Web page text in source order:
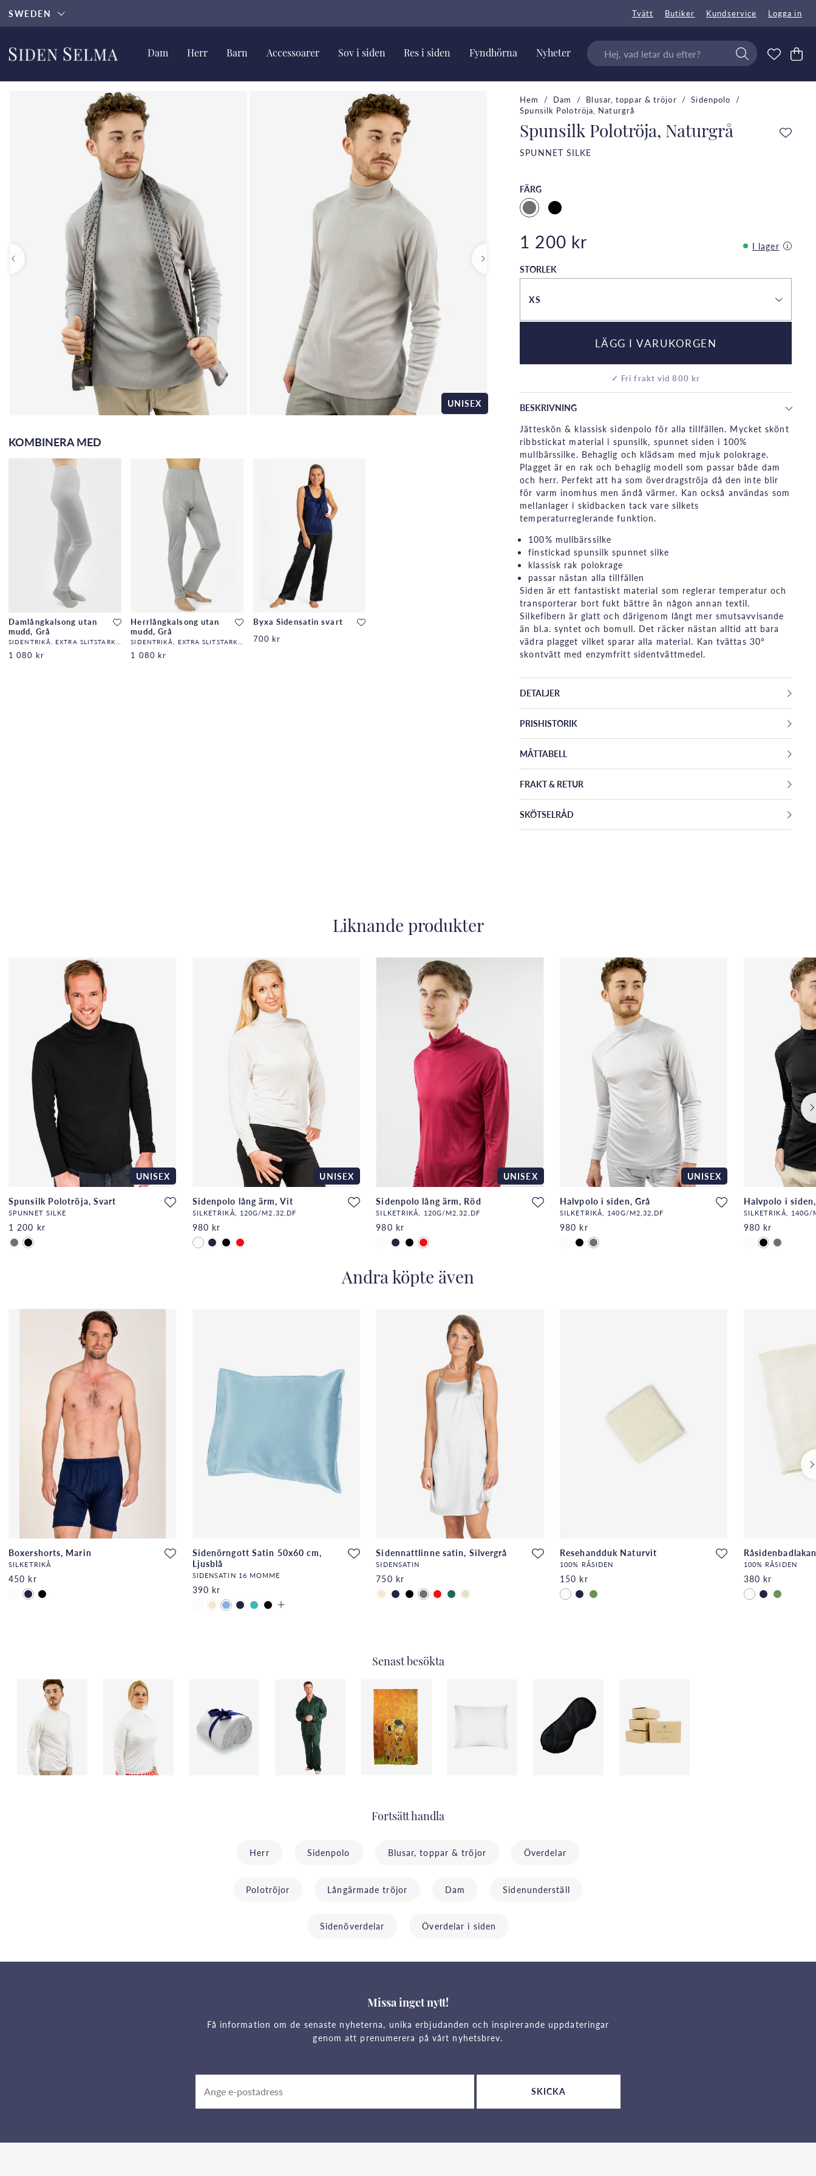
SWEDEN Tvätt Butiker Kundservice Logga in
Dam Herr Barn Accessoarer Sov i siden Res i siden Fyndhörna Nyheter
UNISEX
KOMBINERA MED
Damlångkalsong utan
mudd, Grå
SIDENTRIKÅ, EXTRA SLITSTARK, 140G/M2,32,DF
1 080 kr
Herrlångkalsong utan
mudd, Grå
SIDENTRIKÅ, EXTRA SLITSTARK, 140G/M2,32,DF
1 080 kr
Byxa Sidensatin svart
700 kr
Hem Dam Blusar, toppar & tröjor
Sidenpolo
Spunsilk Polotröja, Naturgrå
Spunsilk Polotröja, Naturgrå
SPUNNET SILKE
FÄRG
1 200 kr
I lager
STORLEK
XS
LÄGG I VARUKORGEN
✓ Fri frakt vid 800 kr
BESKRIVNING
Jätteskön & klassisk sidenpolo för alla tillfällen. Mycket skönt
ribbstickat material i spunsilk, spunnet siden i 100%
mullbärssilke. Behaglig och klädsam med mjuk polokrage.
Plagget är en rak och behaglig modell som passar både dam
och herr. Perfekt att ha som överdragströja då den inte blir
för varm inomhus men ändå värmer. Kan också användas som
mellanlager i skidbacken tack vare silkets
temperaturreglerande funktion.
100% mullbärssilke
finstickad spunsilk spunnet silke
klassisk rak polokrage
passar nästan alla tillfällen
Siden är ett fantastiskt material som reglerar temperatur och
transporterar bort fukt bättre än någon annan textil.
Silkefibern är glatt och därigenom långt mer smutsavvisande
än bl.a. syntet och bomull. Det räcker nästan alltid att bara
vädra plagget vilket sparar alla material. Kan tvättas 30°
skontvätt med enzymfritt sidentvättmedel.
DETALJER
PRISHISTORIK
MÅTTABELL
FRAKT & RETUR
SKÖTSELRÅD
Liknande produkter
UNISEX
Spunsilk Polotröja, Svart
SPUNNET SILKE
1 200 kr
UNISEX
Sidenpolo lång ärm, Vit
SILKETRIKÅ, 120G/M2,32,DF
980 kr
UNISEX
Sidenpolo lång ärm, Röd
SILKETRIKÅ, 120G/M2,32,DF
980 kr
UNISEX
Halvpolo i siden, Grå
SILKETRIKÅ, 140G/M2,32,DF
980 kr
Halvpolo i
SILKETRIKÅ, 140G/
980 kr
Andra köpte även
Boxershorts, Marin
SILKETRIKÅ
450 kr
Sidenörngott Satin 50x60 cm,
Ljusblå
SIDENSATIN 16 MOMME
390 kr
Sidennattlinne satin, Silvergrå
SIDENSATIN
750 kr
Resehandduk Naturvit
100% RÅSIDEN
150 kr
100% RÅSIDEN
380 kr
Senast besökta
Fortsätt handla
Herr Sidenpolo Blusar, toppar & tröjor Överdelar
Polotröjor Långärmade tröjor Dam Sidenunderställ
Sidenöverdelar Överdelar i siden
Missa inget nytt!
Få information om de senaste nyheterna, unika erbjudanden och inspirerande uppdateringar
genom att prenumerera på vårt nyhetsbrev.
SKICKA